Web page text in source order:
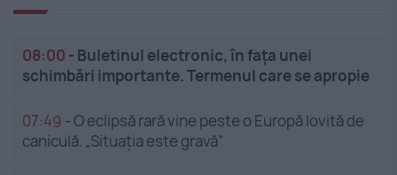
08:00 - Buletinul electronic, în fața unei
schimbări importante. Termenul care se apropie
07:49 -O eclipsă rară vine peste o Europă lovită de
caniculă. „Situația este gravă”